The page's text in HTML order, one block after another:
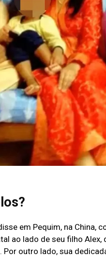
em Pequim, na China,
ao lado de seu filho Alex,
outro lado, sua